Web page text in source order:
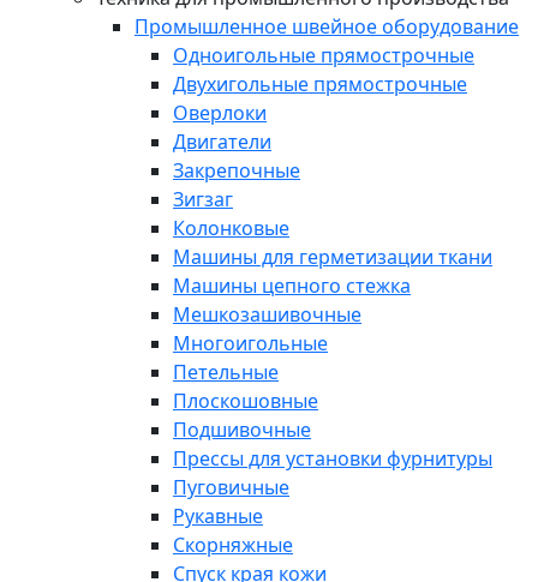
Промышленное швейное оборудование
Одноигольные прямострочные
Двухигольные прямострочные
Оверлоки
Двигатели
Закрепочные
Зигзаг
Колонковые
Машины для герметизации ткани
Машины цепного стежка
Мешкозашивочные
Многоигольные
Петельные
Плоскошовные
Подшивочные
Прессы для установки фурнитуры
Пуговичные
Рукавные
Скорняжные
Спуск края кожи